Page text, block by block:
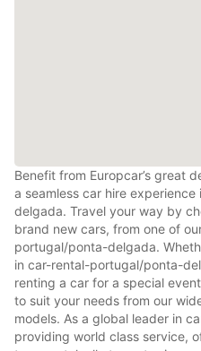
Benefit from Europcar’s great
a seamless car hire
delgada. Travel your way by
brand new cars, from one of
portugal/ponta-delgada.
in car-rental-portugal/ponta-
renting a car for a special
to suit your needs from our
models. As a global leader in
providing world class service,